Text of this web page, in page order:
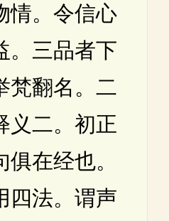
情。令信心
。三品者下
梵翻名。二
义二。初正
在经也。
四法。谓声